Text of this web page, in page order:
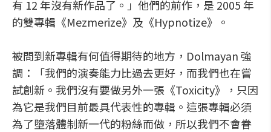
有 12 年沒有新作品了。」他們的前作，是 2005 年
的雙專輯《Mezmerize》及《Hypnotize》。
被問到新專輯有何值得期待的地方，Dolmayan 強
調：「我們的演奏能力比過去更好，而我們也在嘗
試創新。我們沒有要做另外一張《Toxicity》，只因
為它是我們目前最具代表性的專輯。這張專輯必須
為了墮落體制新一代的粉絲而做，所以我們不會眷